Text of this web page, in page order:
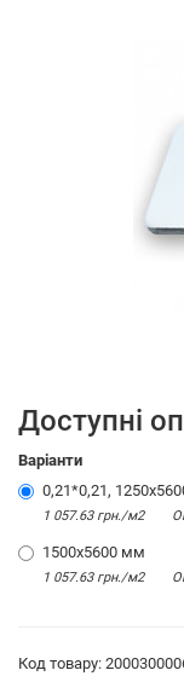
Доступні
Варіанти
0,21*0,21,
1 057.63 грн./м2
1500х5600 мм
1 057.63 грн./м2
Код товару: